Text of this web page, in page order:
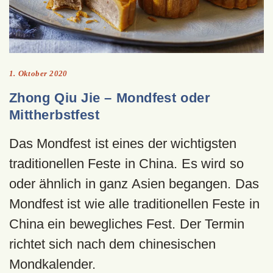
1. Oktober 2020
Zhong Qiu Jie – Mondfest oder
Mittherbstfest
Das Mondfest ist eines der wichtigsten
traditionellen Feste in China. Es wird so
oder ähnlich in ganz Asien begangen. Das
Mondfest ist wie alle traditionellen Feste in
China ein bewegliches Fest. Der Termin
richtet sich nach dem chinesischen
Mondkalender.